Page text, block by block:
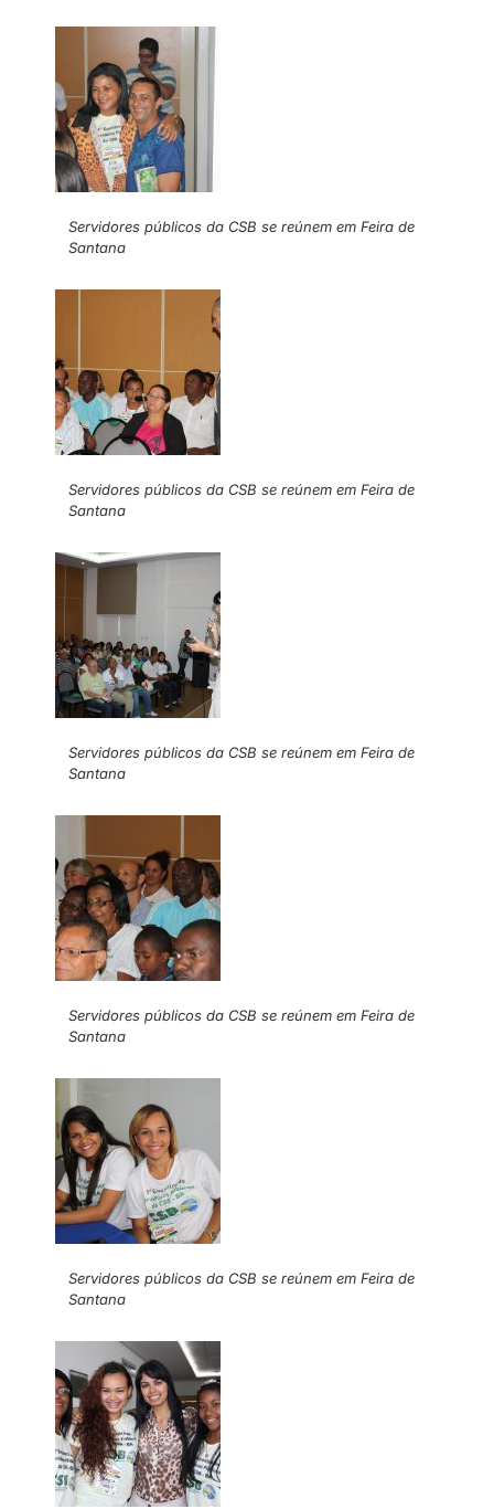
Servidores públicos da CSB se reúnem em Feira de
Santana
Servidores públicos da CSB se reúnem em Feira de
Santana
Servidores públicos da CSB se reúnem em Feira de
Santana
Servidores públicos da CSB se reúnem em Feira de
Santana
Servidores públicos da CSB se reúnem em Feira de
Santana